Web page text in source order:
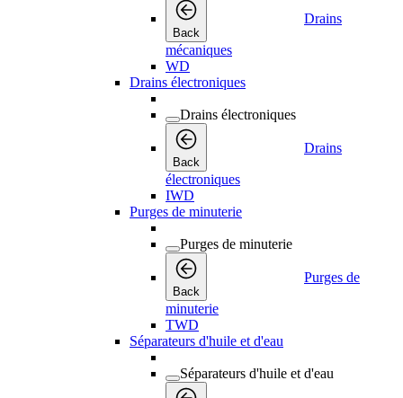
Back
Drains
mécaniques
WD
Drains électroniques
Drains électroniques
Back
Drains
électroniques
IWD
Purges de minuterie
Purges de minuterie
Back
Purges de
minuterie
TWD
Séparateurs d'huile et d'eau
Séparateurs d'huile et d'eau